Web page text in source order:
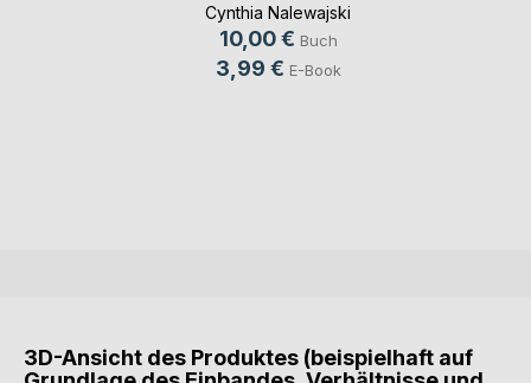
Cynthia Nalewajski
10,00 € Buch
3,99 € E-Book
3D-Ansicht des Produktes (beispielhaft auf